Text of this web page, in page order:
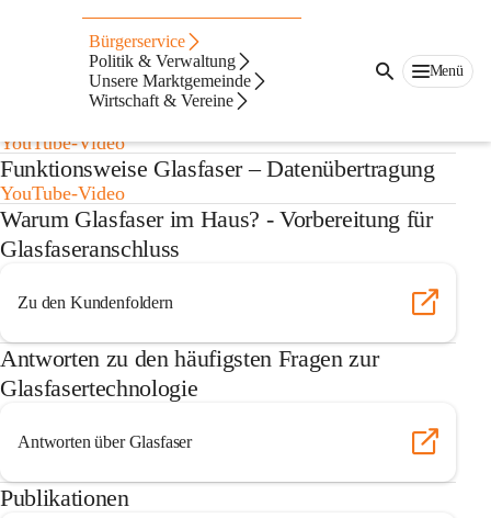
Bürgerservice
Politik & Verwaltung
Unsere Marktgemeinde
Wirtschaft & Vereine
Menü
Glasfaser
Warum Glasfaser – FTTH ?
YouTube-Video
Funktionsweise Glasfaser – Datenübertragung
YouTube-Video
Warum Glasfaser im Haus? - Vorbereitung für
Glasfaseranschluss
Zu den Kundenfoldern
Antworten zu den häufigsten Fragen zur
Glasfasertechnologie
Antworten über Glasfaser
Publikationen